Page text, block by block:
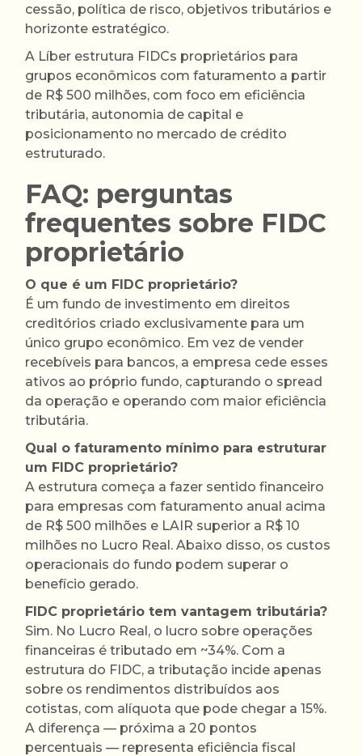
cessão, política de risco, objetivos tributários e
horizonte estratégico.
A Líber estrutura FIDCs proprietários para
grupos econômicos com faturamento a partir
de R$ 500 milhões, com foco em eficiência
tributária, autonomia de capital e
posicionamento no mercado de crédito
estruturado.
FAQ: perguntas
frequentes sobre FIDC
proprietário
O que é um FIDC proprietário?
É um fundo de investimento em direitos
creditórios criado exclusivamente para um
único grupo econômico. Em vez de vender
recebíveis para bancos, a empresa cede esses
ativos ao próprio fundo, capturando o spread
da operação e operando com maior eficiência
tributária.
Qual o faturamento mínimo para estruturar
um FIDC proprietário?
A estrutura começa a fazer sentido financeiro
para empresas com faturamento anual acima
de R$ 500 milhões e LAIR superior a R$ 10
milhões no Lucro Real. Abaixo disso, os custos
operacionais do fundo podem superar o
benefício gerado.
FIDC proprietário tem vantagem tributária?
Sim. No Lucro Real, o lucro sobre operações
financeiras é tributado em ~34%. Com a
estrutura do FIDC, a tributação incide apenas
sobre os rendimentos distribuídos aos
cotistas, com alíquota que pode chegar a 15%.
A diferença — próxima a 20 pontos
percentuais — representa eficiência fiscal